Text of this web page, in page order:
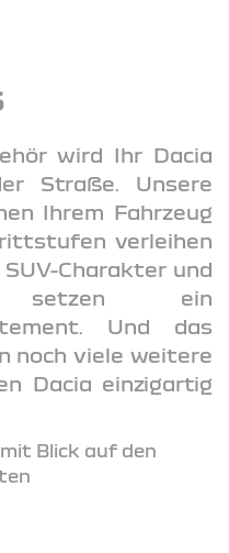
wird Ihr Dacia
Straße. Unsere
Ihrem Fahrzeug
verleihen
Charakter und
setzen ein
Und das
noch viele weitere
Dacia einzigartig